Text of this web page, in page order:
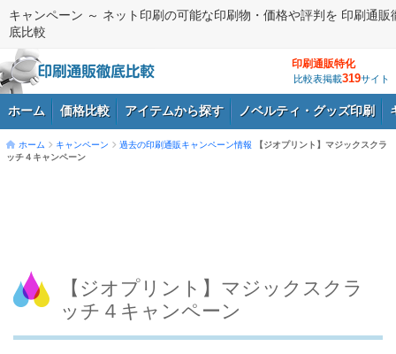
キャンペーン ～ ネット印刷の可能な印刷物・価格や評判を 印刷通販
底比較
印刷通販特化
比較表掲載319サイト
ホーム 価格比較 アイテムから探す ノベルティ・グッズ印刷
ホーム キャンペーン 過去の印刷通販キャンペーン情報
【ジオプリント】マジックスクラ
ッチ４キャンペーン
【ジオプリント】マジックスクラ
ッチ４キャンペーン